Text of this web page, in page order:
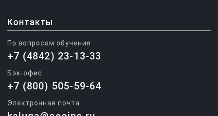
Контакты
По вопросам обучения
+7 (4842) 23-13-33
Бэк-офис
+7 (800) 505-59-64
Электронная почта